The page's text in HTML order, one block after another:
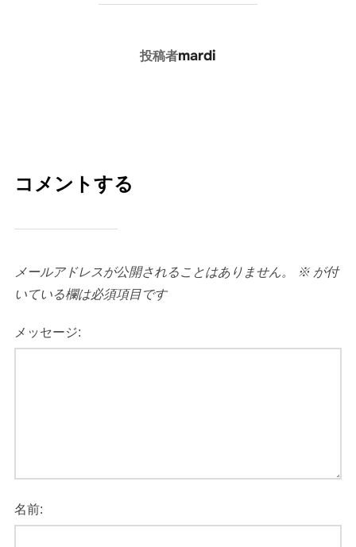
投稿者
投稿者mardi
コメントする
メールアドレスが公開されることはありません。 ※が付
いている欄は必須項目です
メッセージ:
名前: